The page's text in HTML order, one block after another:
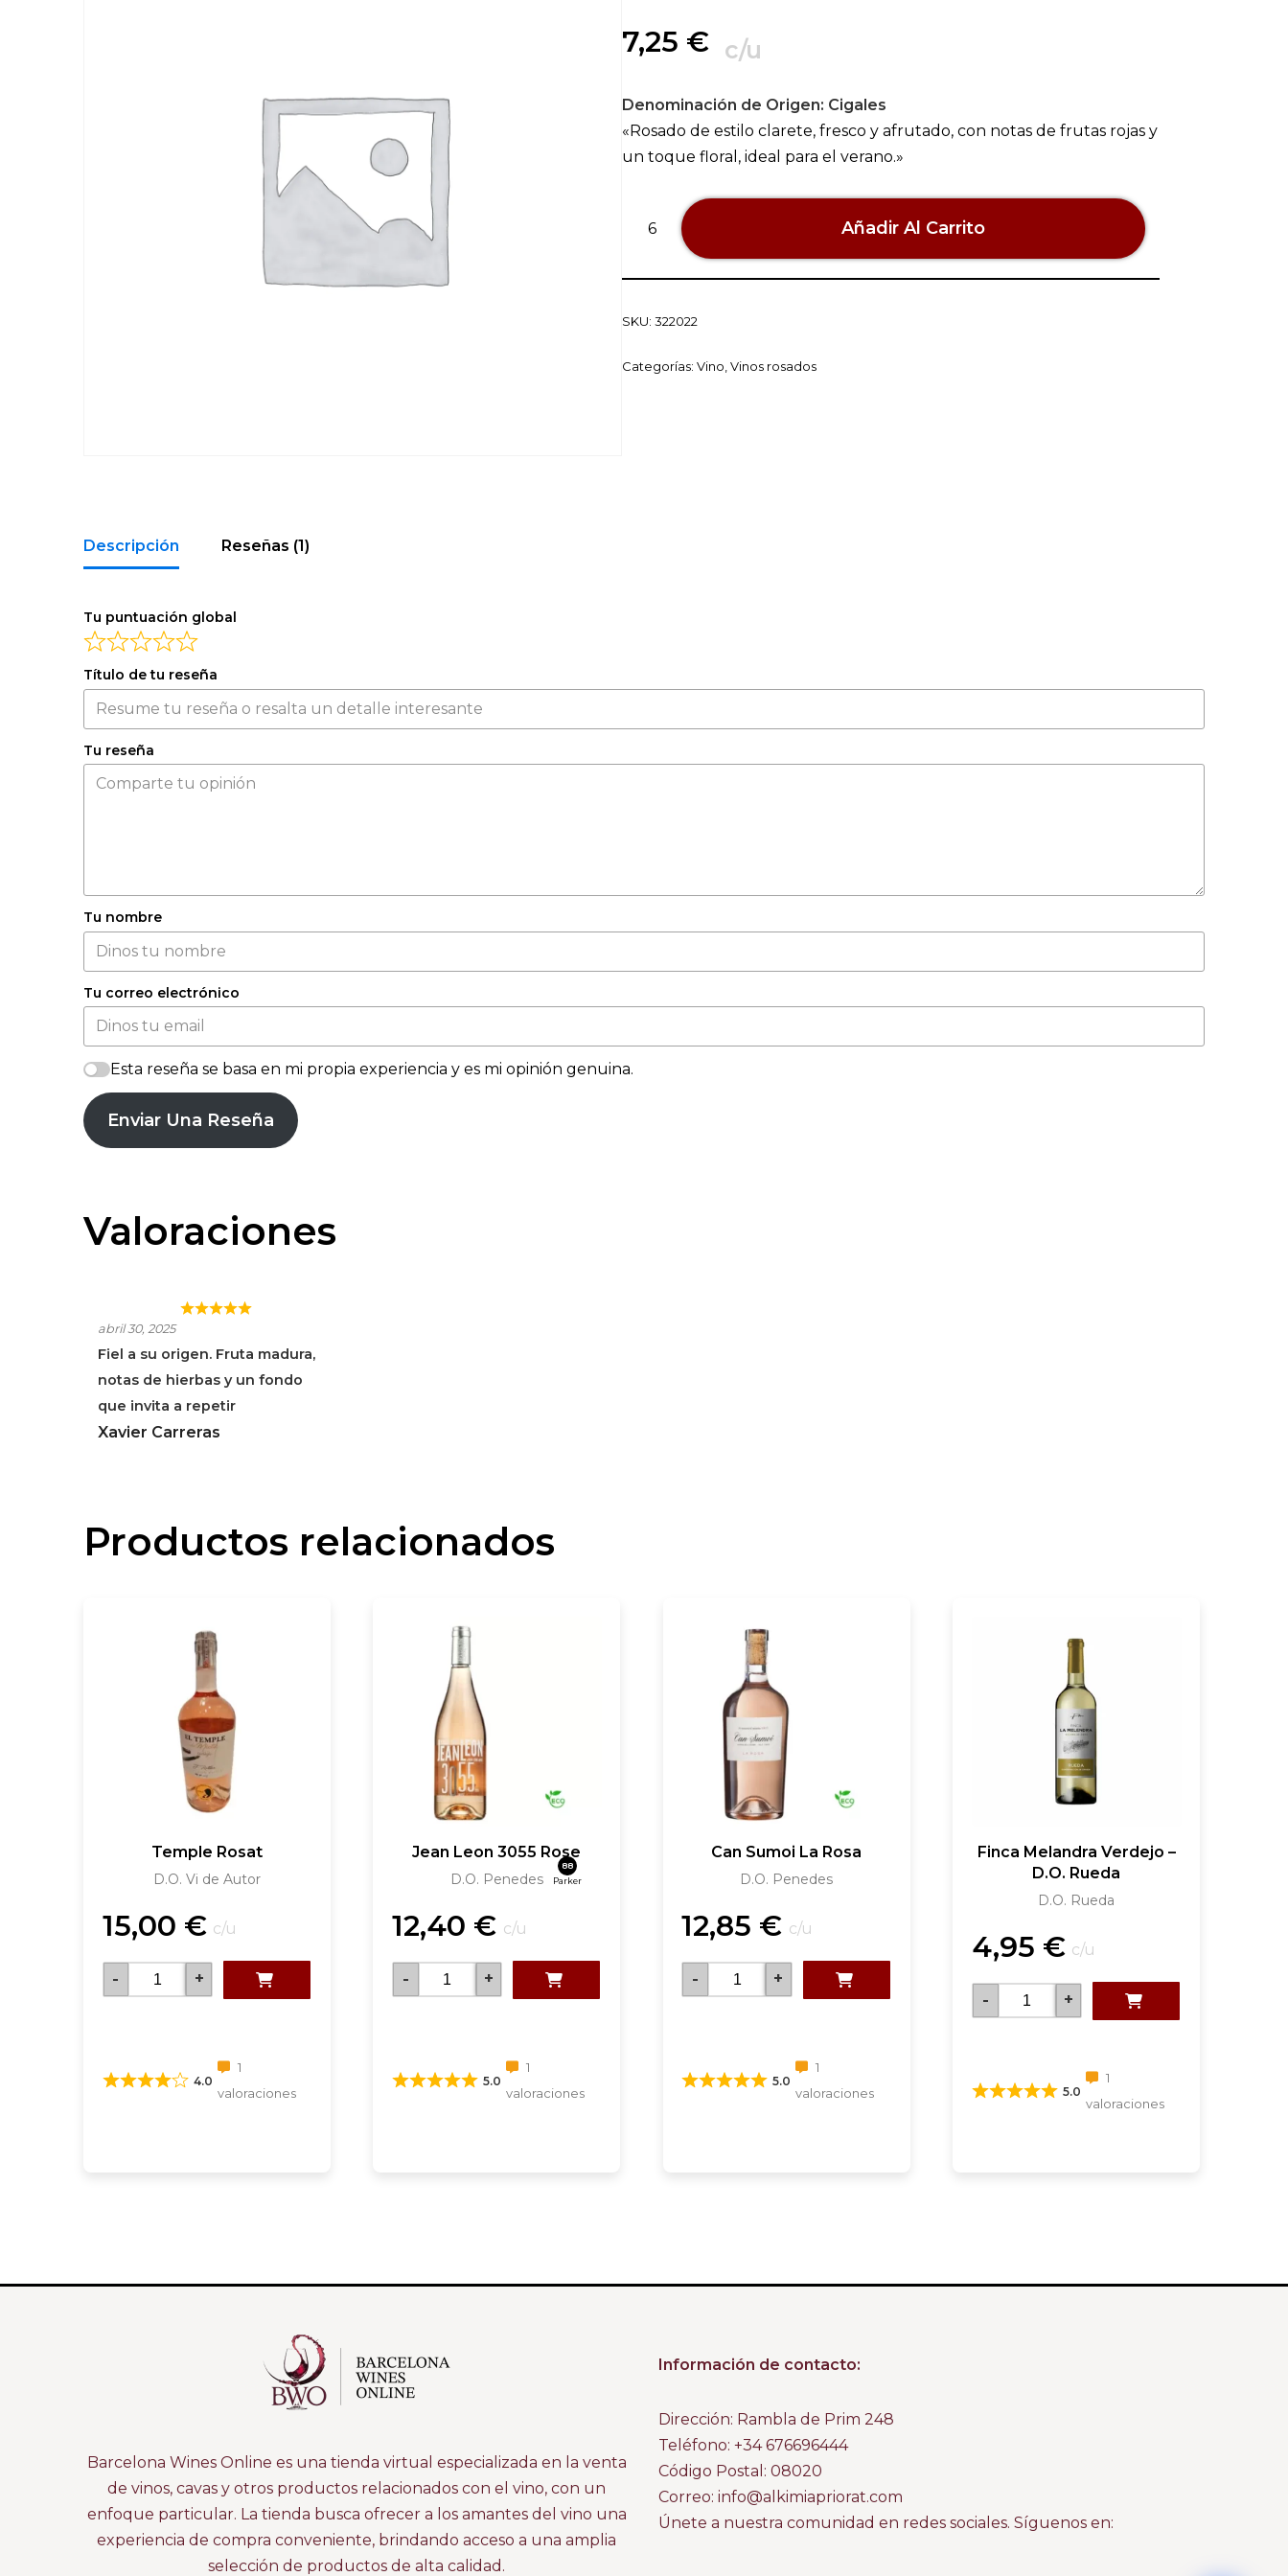
7,25 € c/u
Denominación de Origen: Cigales
«Rosado de estilo clarete, fresco y afrutado, con notas de frutas rojas y
un toque floral, ideal para el verano.»
Añadir Al Carrito
SKU: 322022
Categorías: Vino Vinos rosados
Descripción Reseñas (1)
Tu puntuación global
Título de tu reseña
Tu reseña
Tu nombre
Tu correo electrónico
Esta reseña se basa en mi propia experiencia y es mi opinión genuina.
Enviar Una Reseña
Valoraciones
PROTOS CLARETE
abril 30, 2025
Fiel a su origen. Fruta madura,
notas de hierbas y un fondo
que invita a repetir
Xavier Carreras
Productos relacionados
Temple Rosat
D.O. Vi de Autor
15,00 € c/u
- +
4.0
1
valoraciones
Jean Leon 3055 Rose
D.O. Penedes
88
Parker
12,40 € c/u
- +
5.0
1
valoraciones
Can Sumoi La Rosa
D.O. Penedes
12,85 € c/u
- +
5.0
1
valoraciones
Finca Melandra Verdejo –
D.O. Rueda
D.O. Rueda
4,95 € c/u
- +
5.0
1
valoraciones
Barcelona Wines Online es una tienda virtual especializada en la venta
de vinos, cavas y otros productos relacionados con el vino, con un
enfoque particular. La tienda busca ofrecer a los amantes del vino una
experiencia de compra conveniente, brindando acceso a una amplia
selección de productos de alta calidad.
Información de contacto:
Dirección: Rambla de Prim 248
Teléfono: +34 676696444
Código Postal: 08020
Correo: info@alkimiapriorat.com
Únete a nuestra comunidad en redes sociales. Síguenos en: